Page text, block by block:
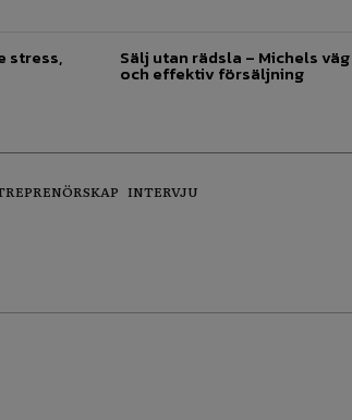
stress, Sälj utan rädsla – Michels
och effektiv försäljning
INTERVJU